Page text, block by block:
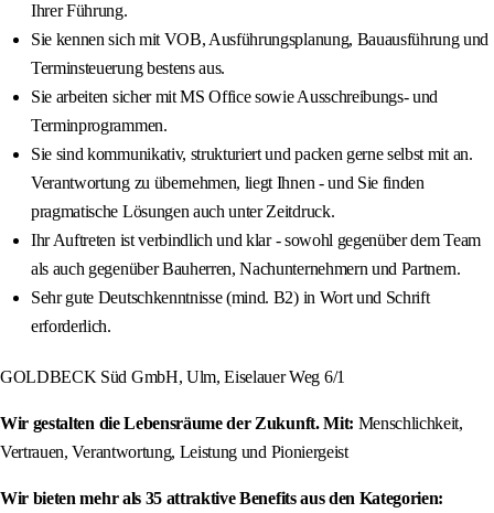
Ihrer Führung.
Sie kennen sich mit VOB, Ausführungsplanung, Bauausführung und
Terminsteuerung bestens aus.
Sie arbeiten sicher mit MS Office sowie Ausschreibungs- und
Terminprogrammen.
Sie sind kommunikativ, strukturiert und packen gerne selbst mit an.
Verantwortung zu übernehmen, liegt Ihnen - und Sie finden
pragmatische Lösungen auch unter Zeitdruck.
Ihr Auftreten ist verbindlich und klar - sowohl gegenüber dem Team
als auch gegenüber Bauherren, Nachunternehmern und Partnern.
Sehr gute Deutschkenntnisse (mind. B2) in Wort und Schrift
erforderlich.
GOLDBECK Süd GmbH, Ulm, Eiselauer Weg 6/1
Wir gestalten die Lebensräume der Zukunft. Mit: Menschlichkeit,
Vertrauen, Verantwortung, Leistung und Pioniergeist
Wir bieten mehr als 35 attraktive Benefits aus den Kategorien: